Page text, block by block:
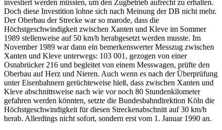
investiert werden müssten, um den Zugbetrieb aufrecht zu erhalten.
Doch diese Investition lohne sich nach Meinung der DB nicht mehr.
Der Oberbau der Strecke war so marode, dass die
Höchstgeschwindigkeit zwischen Xanten und Kleve im Sommer
1989 stellenweise auf 50 km/h herabgesetzt werden musste. Im
November 1989 war dann ein bemerkenswerter Messzug zwischen
Xanten und Kleve unterwegs: 103 001, gezogen von einer
Osnabrücker 216 und begleitet von einem Messwagen, prüfte den
Oberbau auf Herz und Nieren. Auch wenn es nach der Überprüfung
unter Eisenbahnern gerüchteweise hieß, dass zwischen Xanten und
Kleve abschnittsweise nach wie vor noch 80 Stundenkilometer
gefahren werden könnten, setzte die Bundesbahndirektion Köln die
Höchstgeschwindigkeit für diesen Streckenabschnitt auf 30 km/h
herab. Allerdings nicht sofort, sondern erst vom 1. Januar 1990 an.